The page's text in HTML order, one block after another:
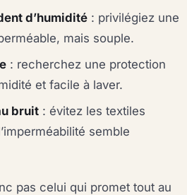
d’humidité : privilégiez une
mais souple.
: recherchez une protection
et facile à laver.
bruit : évitez les textiles
semble
pas celui qui promet tout au